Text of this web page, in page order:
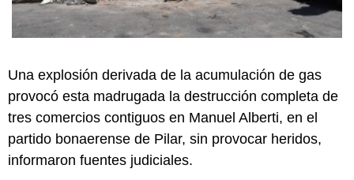
Una explosión derivada de la acumulación de gas
provocó esta madrugada la destrucción completa de
tres comercios contiguos en Manuel Alberti, en el
partido bonaerense de Pilar, sin provocar heridos,
informaron fuentes judiciales.